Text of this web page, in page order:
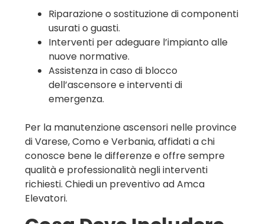
Riparazione o sostituzione di componenti
usurati o guasti.
Interventi per adeguare l’impianto alle
nuove normative.
Assistenza in caso di blocco
dell’ascensore e interventi di
emergenza.
Per la manutenzione ascensori nelle province
di Varese, Como e Verbania, affidati a chi
conosce bene le differenze e offre sempre
qualità e professionalità negli interventi
richiesti. Chiedi un preventivo ad Amca
Elevatori.